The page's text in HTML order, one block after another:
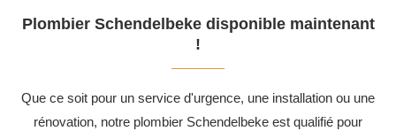
Plombier Schendelbeke disponible maintenant
!
Que ce soit pour un service d'urgence, une installation ou une
rénovation, notre plombier Schendelbeke est qualifié pour